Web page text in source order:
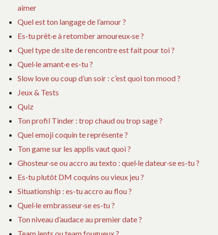
aimer
Quel est ton langage de l’amour ?
Es-tu prêt·e à retomber amoureux·se ?
Quel type de site de rencontre est fait pour toi ?
Quel·le amant·e es-tu ?
Slow love ou coup d’un soir : c’est quoi ton mood ?
Jeux & Tests
Quiz
Ton profil Tinder : trop chaud ou trop sage ?
Quel emoji coquin te représente ?
Ton game sur les applis vaut quoi ?
Ghosteur·se ou accro au texto : quel·le dateur·se es-tu ?
Es-tu plutôt DM coquins ou vieux jeu ?
Situationship : es-tu accro au flou ?
Quel·le embrasseur·se es-tu ?
Ton niveau d’audace au premier date ?